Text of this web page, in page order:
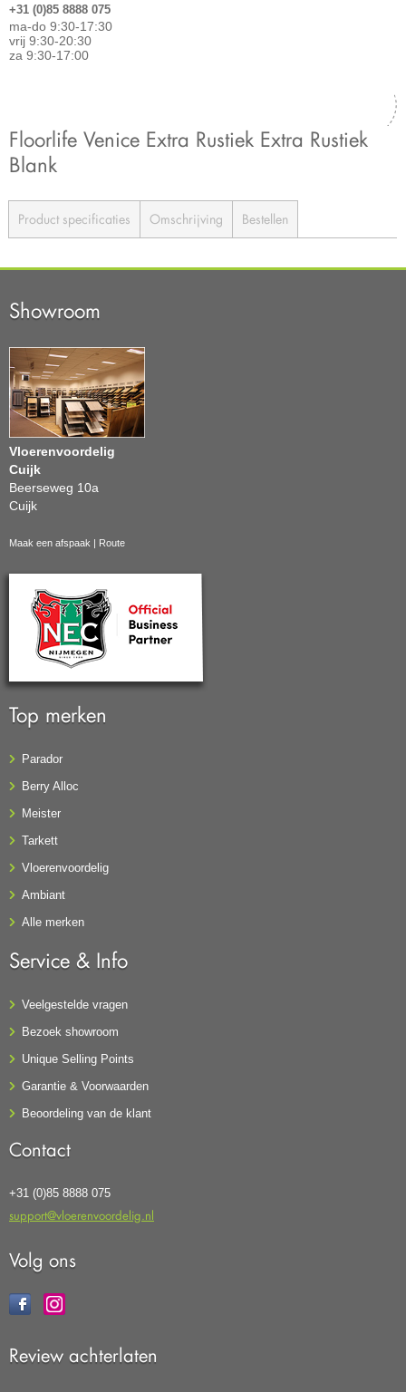
+31 (0)85 8888 075
ma-do 9:30-17:30
vrij 9:30-20:30
za 9:30-17:00
Floorlife Venice Extra Rustiek Extra Rustiek
Blank
Product specificaties Omschrijving Bestellen
Showroom
Vloerenvoordelig
Cuijk
Beerseweg 10a
Cuijk
Maak een afspaak | Route
Top merken
Parador
Berry Alloc
Meister
Tarkett
Vloerenvoordelig
Ambiant
Alle merken
Service & Info
Veelgestelde vragen
Bezoek showroom
Unique Selling Points
Garantie & Voorwaarden
Beoordeling van de klant
Contact
+31 (0)85 8888 075
support@vloerenvoordelig.nl
Volg ons
Review achterlaten